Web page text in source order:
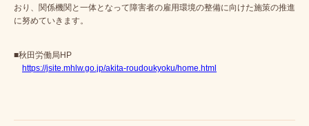
おり、関係機関と一体となって障害者の雇用環境の整備に向けた施策の推進
に努めていきます。
■秋田労働局HP
https://jsite.mhlw.go.jp/akita-roudoukyoku/home.html